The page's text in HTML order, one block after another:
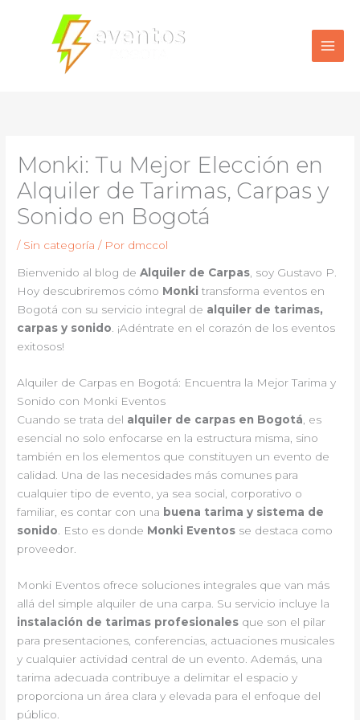
contenido
Monki: Tu Mejor Elección en
Alquiler de Tarimas, Carpas y
Sonido en Bogotá
/ Sin categoría / Por dmccol
Bienvenido al blog deAlquiler de Carpas, soy Gustavo P.
Hoy descubriremos cómo Monki transforma eventos en
Bogotá con su servicio integral de alquiler de tarimas,
carpas y sonido. ¡Adéntrate en el corazón de los eventos
exitosos!
Alquiler de Carpas en Bogotá: Encuentra la Mejor Tarima y
Sonido con Monki Eventos
Cuando se trata del alquiler de carpas en Bogotá , es
esencial no solo enfocarse en la estructura misma, sino
también en los elementos que constituyen un evento de
calidad. Una de las necesidades más comunes para
cualquier tipo de evento, ya sea social, corporativo o
familiar, es contar con una buena tarima y sistema de
sonido . Esto es donde Monki Eventos se destaca como
proveedor.
Monki Eventos ofrece soluciones integrales que van más
allá del simple alquiler de una carpa. Su servicio incluye la
instalación de tarimas profesionales que son el pilar
para presentaciones, conferencias, actuaciones musicales
y cualquier actividad central de un evento. Además, una
tarima adecuada contribuye a delimitar el espacio y
proporciona un área clara y elevada para el enfoque del
público.